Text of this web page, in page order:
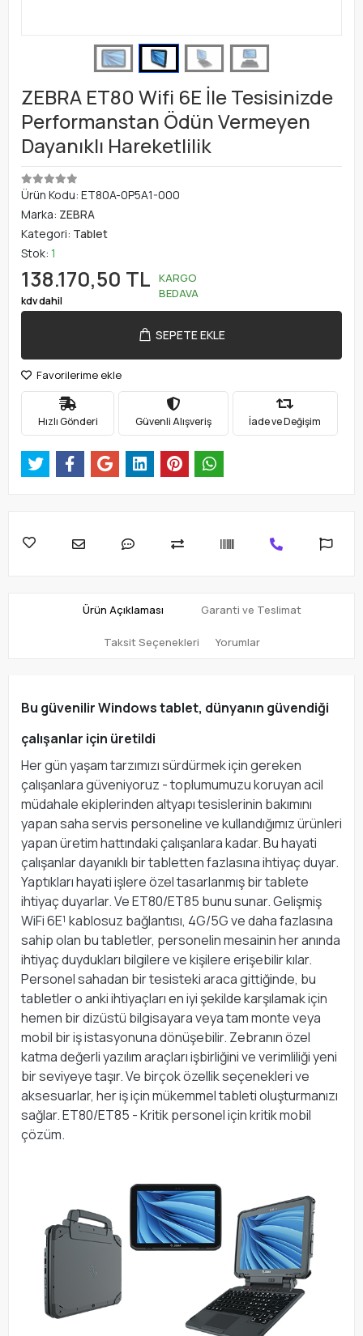
ZEBRA ET80 Wifi 6E İle Tesisinizde
Performanstan Ödün Vermeyen
Dayanıklı Hareketlilik
Ürün Kodu: ET80A-0P5A1-000
Marka: ZEBRA
Kategori: Tablet
Stok: 1
138.170,50 TL
kdv dahil
KARGO
BEDAVA
SEPETE EKLE
Favorilerime ekle
Hızlı Gönderi Güvenli Alışveriş İade ve Değişim
Ürün Açıklaması Garanti ve Teslimat
Taksit Seçenekleri Yorumlar
Bu güvenilir Windows tablet, dünyanın güvendiği
çalışanlar için üretildi
Her gün yaşam tarzımızı sürdürmek için gereken
çalışanlara güveniyoruz - toplumumuzu koruyan acil
müdahale ekiplerinden altyapı tesislerinin bakımını
yapan saha servis personeline ve kullandığımız ürünleri
yapan üretim hattındaki çalışanlara kadar. Bu hayati
çalışanlar dayanıklı bir tabletten fazlasına ihtiyaç duyar.
Yaptıkları hayati işlere özel tasarlanmış bir tablete
ihtiyaç duyarlar. Ve ET80/ET85 bunu sunar. Gelişmiş
WiFi 6E¹ kablosuz bağlantısı, 4G/5G ve daha fazlasına
sahip olan bu tabletler, personelin mesainin her anında
ihtiyaç duydukları bilgilere ve kişilere erişebilir kılar.
Personel sahadan bir tesisteki araca gittiğinde, bu
tabletler o anki ihtiyaçları en iyi şekilde karşılamak için
hemen bir dizüstü bilgisayara veya tam monte veya
mobil bir iş istasyonuna dönüşebilir. Zebranın özel
katma değerli yazılım araçları işbirliğini ve verimliliği yeni
bir seviyeye taşır. Ve birçok özellik seçenekleri ve
aksesuarlar, her iş için mükemmel tableti oluşturmanızı
sağlar. ET80/ET85 - Kritik personel için kritik mobil
çözüm.